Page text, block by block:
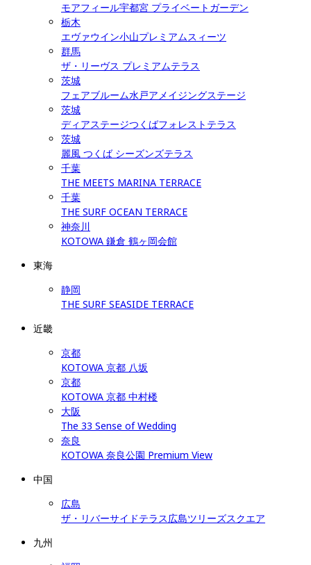
モアフィール宇都宮 プライベートガーデン
栃木
エヴァウイン小山プレミアムスィーツ
群馬
ザ・リーヴス プレミアムテラス
茨城
フェアブルーム水戸アメイジングステージ
茨城
ディアステージつくばフォレストテラス
茨城
麗風 つくば シーズンズテラス
千葉
THE MEETS MARINA TERRACE
千葉
THE SURF OCEAN TERRACE
神奈川
KOTOWA 鎌倉 鶴ヶ岡会館
東海
静岡
THE SURF SEASIDE TERRACE
近畿
京都
KOTOWA 京都 八坂
京都
KOTOWA 京都 中村楼
大阪
The 33 Sense of Wedding
奈良
KOTOWA 奈良公園 Premium View
中国
広島
ザ・リバーサイドテラス広島ツリーズスクエア
九州